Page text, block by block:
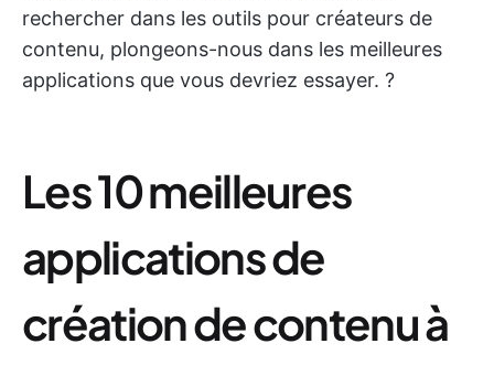
rechercher dans les outils pour créateurs de
contenu, plongeons-nous dans les meilleures
applications que vous devriez essayer. ?️
Les 10 meilleures
applications de
création de contenu à